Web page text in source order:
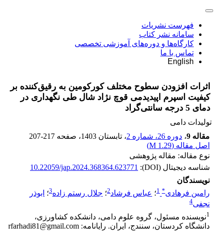
فهرست نشریات
سامانه نشر کتاب
کارگاه‌ها و دوره‌های آموزشی تخصصی
تماس با ما
English
اثرات افزودن سطوح مختلف کورکومین به رقیق‌کننده بر
کیفیت اسپرم اپیدیدمی قوچ نژاد شال طی نگهداری در
دمای 5 درجه سانتی‌گراد
تولیدات دامی
مقاله 9
، دوره 26، شماره 2 ، تابستان 1403 ، صفحه 207-217
اصل مقاله (1.29 M
)
نوع مقاله: مقاله پژوهشی
شناسه دیجیتال (DOI):
10.22059/jap.2024.368364.623771
نویسندگان
رامین فرهادی*
1؛ عباس فرشاد2؛ جلال رستم زاده3؛ ابوذر
نجفی4
1نویسنده مسئول، گروه علوم دامی، دانشکده کشاورزی،
دانشگاه کردستان، سنندج، ایران. رایانامه: rfarhadi81@gmail.com